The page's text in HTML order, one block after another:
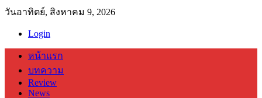
วันอาทิตย์, สิงหาคม 9, 2026
Login
หน้าแรก
บทความ
Review
News